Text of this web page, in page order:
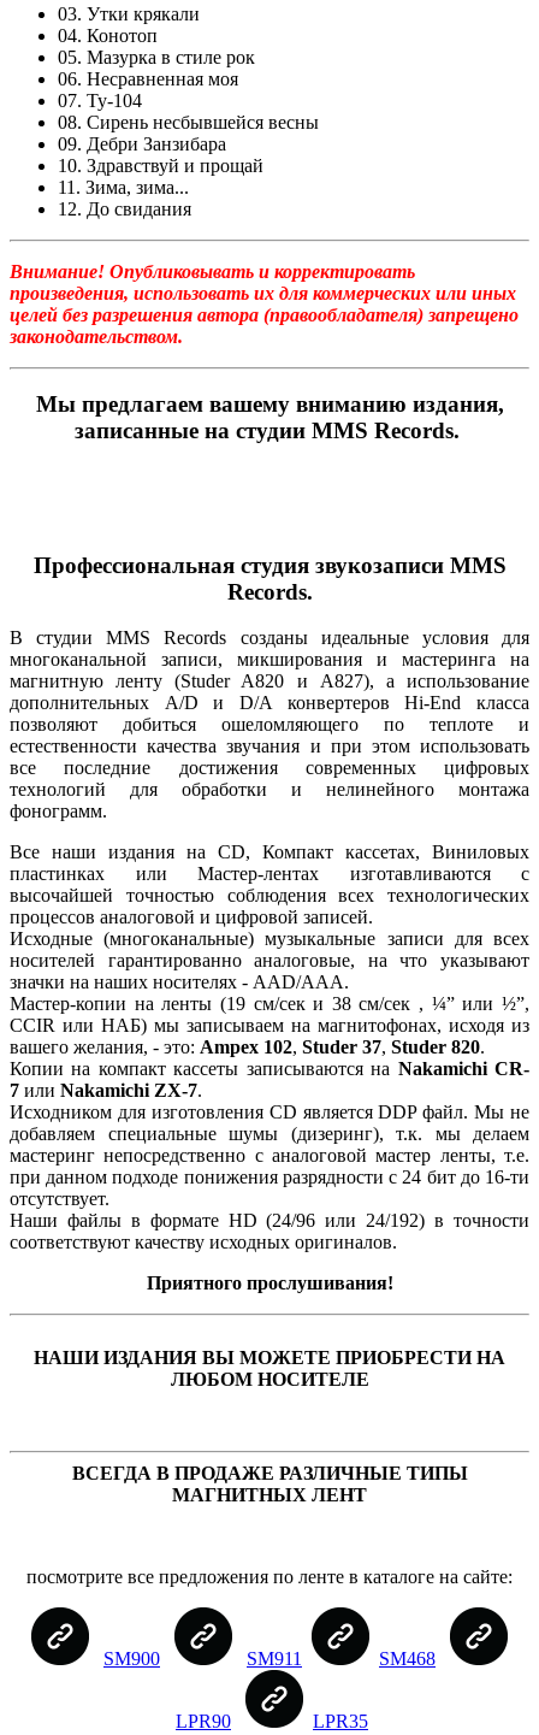
03. Утки крякали
04. Конотоп
05. Мазурка в стиле рок
06. Несравненная моя
07. Ту-104
08. Сирень несбывшейся весны
09. Дебри Занзибара
10. Здравствуй и прощай
11. Зима, зима...
12. До свидания
Внимание! Опубликовывать и корректировать
произведения, использовать их для коммерческих или иных
целей без разрешения автора (правообладателя) запрещено
законодательством.
Мы предлагаем вашему вниманию издания,
записанные на студии MMS Records.
Профессиональная студия звукозаписи MMS
Records.
В студии MMS Records созданы идеальные условия для
многоканальной записи, микширования и мастеринга на
магнитную ленту (Studer A820 и А827), а использование
дополнительных A/D и D/A конвертеров Hi-End класса
позволяют добиться ошеломляющего по теплоте и
естественности качества звучания и при этом использовать
все последние достижения современных цифровых
технологий для обработки и нелинейного монтажа
фонограмм.
Все наши издания на CD, Компакт кассетах, Виниловых
пластинках или Mастер-лентах изготавливаются с
высочайшей точностью соблюдения всех технологических
процессов аналоговой и цифровой записей.
Исходные (многоканальные) музыкальные записи для всех
носителей гарантированно аналоговые, на что указывают
значки на наших носителях - AAD/AAA.
Мастер-копии на ленты (19 см/сек и 38 см/сек , ¼” или ½”,
CCIR или НАБ) мы записываем на магнитофонах, исходя из
вашего желания, - это: Ampex 102, Studer 37, Studer 820.
Копии на компакт кассеты записываются на Nakamichi CR-
7 или Nakamichi ZX-7.
Исходником для изготовления CD является DDP файл. Мы не
добавляем специальные шумы (дизеринг), т.к. мы делаем
мастеринг непосредственно с аналоговой мастер ленты, т.е.
при данном подходе понижения разрядности с 24 бит до 16-ти
отсутствует.
Наши файлы в формате HD (24/96 или 24/192) в точности
соответствуют качеству исходных оригиналов.
Приятного прослушивания!
НАШИ ИЗДАНИЯ ВЫ МОЖЕТЕ ПРИОБРЕСТИ НА
ЛЮБОМ НОСИТЕЛЕ
ВСЕГДА В ПРОДАЖЕ РАЗЛИЧНЫЕ ТИПЫ
МАГНИТНЫХ ЛЕНТ
посмотрите все предложения по ленте в каталоге на сайте:
SM900 SM911 SM468
LPR90 LPR35